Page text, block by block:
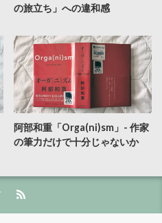
の旅立ち」への違和感
阿部和重「Orga(ni)sm」- 作家
の筆力だけで十分じゃないか